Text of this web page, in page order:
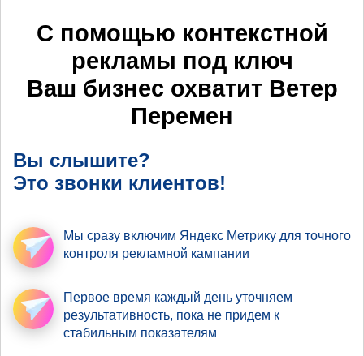
С помощью контекстной
рекламы под ключ
Ваш бизнес охватит Ветер
Перемен
Вы слышите?
Это звонки клиентов!
Мы сразу включим Яндекс Метрику для точного
контроля рекламной кампании
Первое время каждый день уточняем
результативность, пока не придем к
стабильным показателям